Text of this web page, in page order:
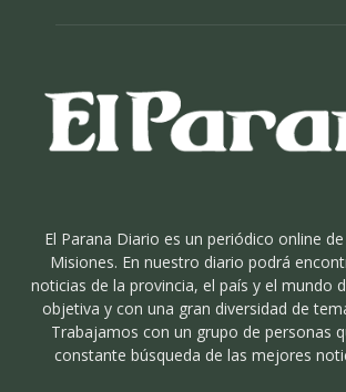
El Parana Diario es un periódico online
Misiones. En nuestro diario podrá
noticias de la provincia, el país y el mundo
objetiva y con una gran diversidad de
Trabajamos con un grupo de personas
constante búsqueda de las mejores